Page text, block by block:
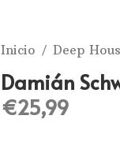
Inicio / Deep
Damián
€25,99